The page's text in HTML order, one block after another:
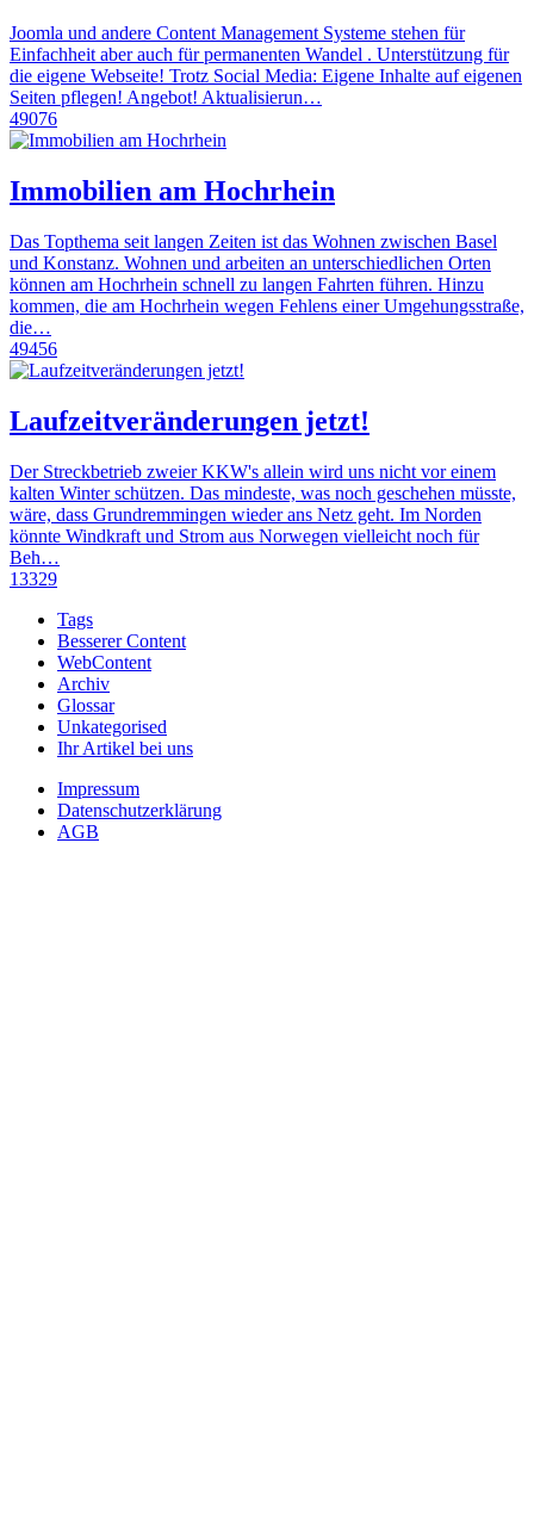
Joomla und andere Content Management Systeme stehen für
Einfachheit aber auch für permanenten Wandel . Unterstützung für
die eigene Webseite! Trotz Social Media: Eigene Inhalte auf eigenen
Seiten pflegen! Angebot! Aktualisierun…
49076
Immobilien am Hochrhein
Das Topthema seit langen Zeiten ist das Wohnen zwischen Basel
und Konstanz. Wohnen und arbeiten an unterschiedlichen Orten
können am Hochrhein schnell zu langen Fahrten führen. Hinzu
kommen, die am Hochrhein wegen Fehlens einer Umgehungsstraße,
die…
49456
Laufzeitveränderungen jetzt!
Der Streckbetrieb zweier KKW's allein wird uns nicht vor einem
kalten Winter schützen. Das mindeste, was noch geschehen müsste,
wäre, dass Grundremmingen wieder ans Netz geht. Im Norden
könnte Windkraft und Strom aus Norwegen vielleicht noch für
Beh…
13329
Tags
Besserer Content
WebContent
Archiv
Glossar
Unkategorised
Ihr Artikel bei uns
Impressum
Datenschutzerklärung
AGB